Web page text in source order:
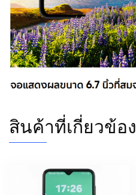
สินค้าที่เกี่ยวข้อง